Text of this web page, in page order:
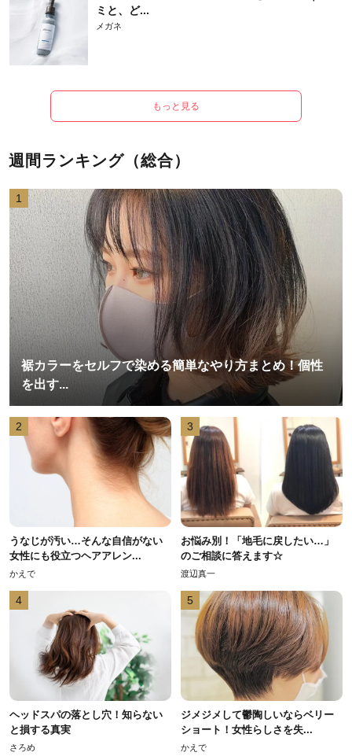
ミと、ど...
メガネ
もっと見る
週間ランキング（総合）
1
裾カラーをセルフで染める簡単なやり方まとめ！個性
を出す...
2
うなじが汚い…そんな自信がない
女性にも役立つヘアアレン...
かえで
3
お悩み別！「地毛に戻したい…」
のご相談に答えます☆
渡辺真一
4
ヘッドスパの落とし穴！知らない
と損する真実
さろめ
5
ジメジメして鬱陶しいならベリー
ショート！女性らしさを失...
かえで